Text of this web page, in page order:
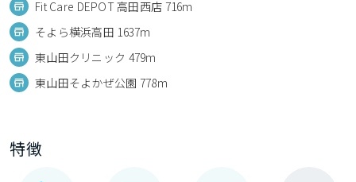
Fit Care DEPOT 高田西店 716m
そよら横浜高田 1637m
東山田クリニック 479m
東山田そよかぜ公園 778m
特徴